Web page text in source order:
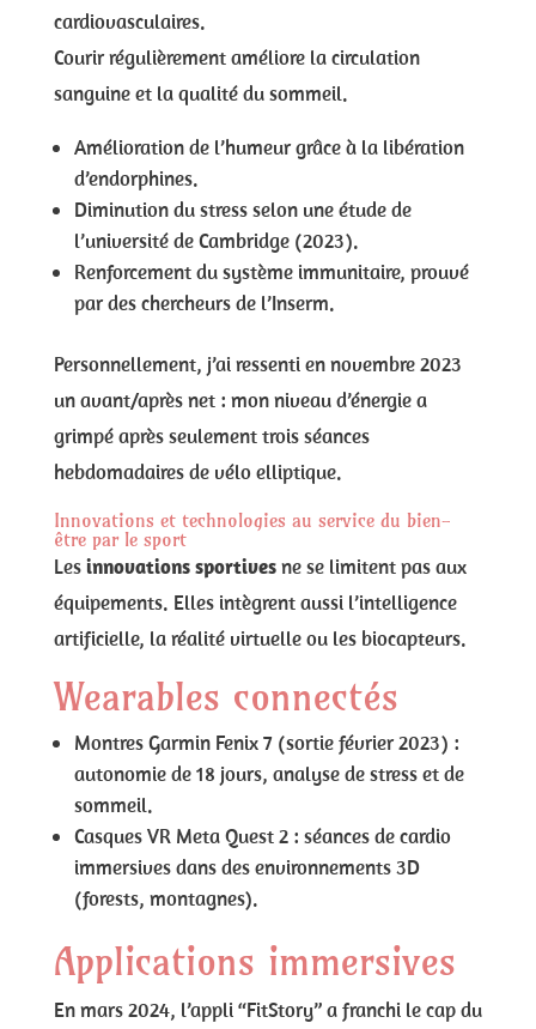
cardiovasculaires.
Courir régulièrement améliore la circulation
sanguine et la qualité du sommeil.
Amélioration de l’humeur grâce à la libération
d’endorphines.
Diminution du stress selon une étude de
l’université de Cambridge (2023).
Renforcement du système immunitaire, prouvé
par des chercheurs de l’Inserm.
Personnellement, j’ai ressenti en novembre 2023
un avant/après net : mon niveau d’énergie a
grimpé après seulement trois séances
hebdomadaires de vélo elliptique.
Innovations et technologies au service du bien-
être par le sport
Lesinnovations sportivesne se limitent pas aux
équipements. Elles intègrent aussi l’intelligence
artificielle, la réalité virtuelle ou les biocapteurs.
Wearables connectés
Montres Garmin Fenix 7 (sortie février 2023) :
autonomie de 18 jours, analyse de stress et de
sommeil.
Casques VR Meta Quest 2 : séances de cardio
immersives dans des environnements 3D
(forests, montagnes).
Applications immersives
En mars 2024, l’appli “FitStory” a franchi le cap du